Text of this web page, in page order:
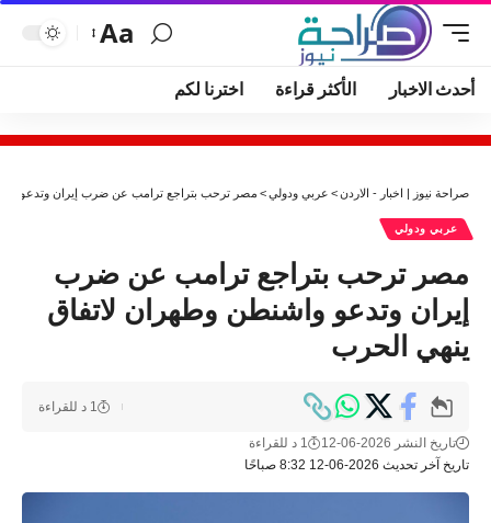
Aa
أحدث الاخبار الأكثر قراءة اخترنا لكم
صراحة نيوز | اخبار - الاردن> عربي ودولي> مصر ترحب بتراجع ترامب عن ضرب إيران وتدعو
عربي ودولي
مصر ترحب بتراجع ترامب عن ضرب
إيران وتدعو واشنطن وطهران لاتفاق
ينهي الحرب
تاريخ آخر تحديث 2026-06-12 8:32 صباحًا
تاريخ النشر 2026-06-12 1 د للقراءة
1 د للقراءة